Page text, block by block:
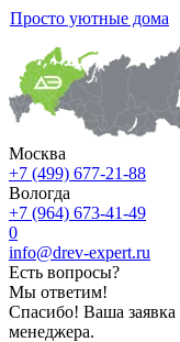
Просто уютные дома
Москва
+7 (499) 677-21-88
Вологда
+7 (964) 673-41-49
0
info@drev-expert.ru
Есть вопросы?
Мы ответим!
Спасибо! Ваша
менеджера.